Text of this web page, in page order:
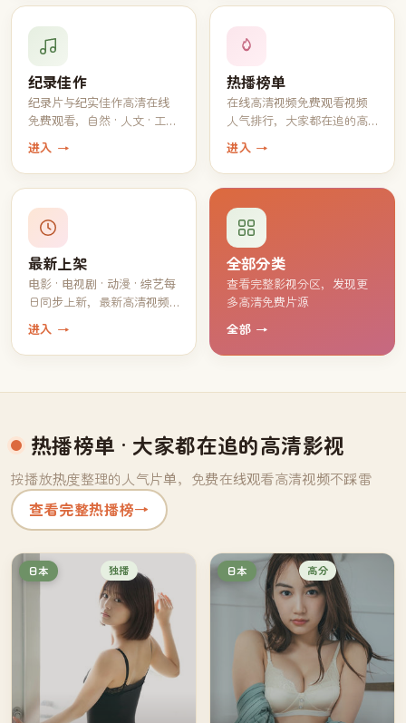
纪录佳作
纪录片与纪实佳作高清在线
免费观看，自然 · 人文 · 工艺
一应俱全
进入 →
热播榜单
在线高清视频免费观看视频
人气排行，大家都在追的高
分片单
进入 →
最新上架
电影 · 电视剧 · 动漫 · 综艺每
日同步上新，最新高清视频
持续免费观看
进入 →
全部分类
查看完整影视分区，发现更
多高清免费片源
全部 →
热播榜单 · 大家都在追的高清影视
按播放热度整理的人气片单，免费在线观看高清视频不踩雷
查看完整热播榜→
日本 独播 日本 高分